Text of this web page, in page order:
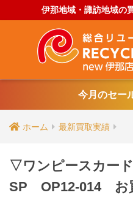
伊那地域・諏訪地域の
今月のセー
ホーム 最新買取実績
▽ワンピースカー
SP OP12-014 お